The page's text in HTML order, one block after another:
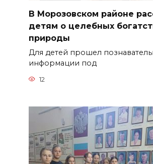
В Морозовском районе
детям о целебных
природы
Для детей прошел
информации под
12